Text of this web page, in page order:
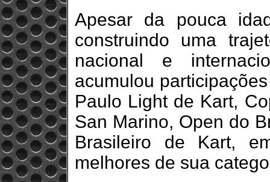
Apesar da pouca
construindo uma
nacional e
acumulou
Paulo Light de Kart,
San Marino, Open do
Brasileiro de Kart,
melhores de sua